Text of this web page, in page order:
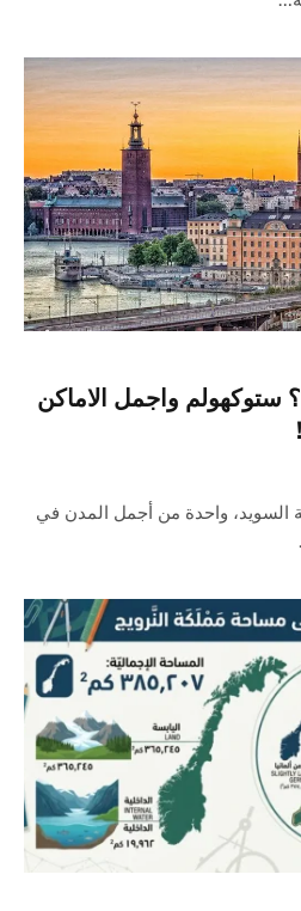
واجمل الاماكن
السويد، واحدة من أجمل المدن في